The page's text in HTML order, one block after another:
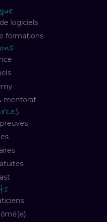
logiciels
formations
mentorat